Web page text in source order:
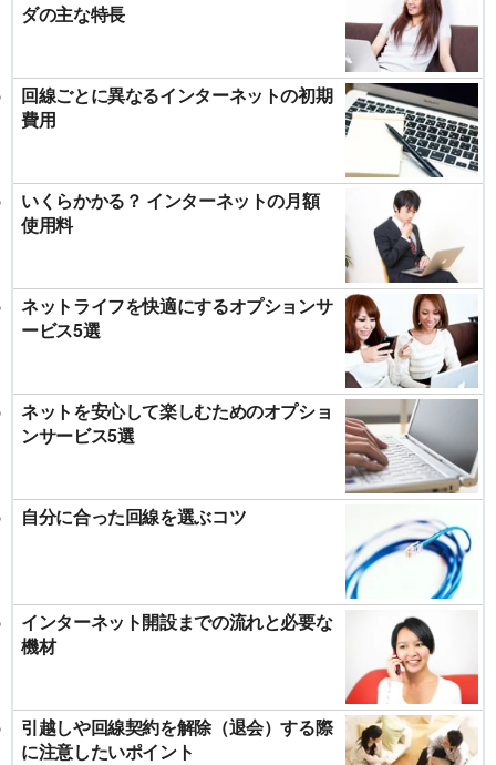
ダの主な特長
回線ごとに異なるインターネットの初期
費用
いくらかかる？ インターネットの月額
使用料
ネットライフを快適にするオプションサ
ービス5選
ネットを安心して楽しむためのオプショ
ンサービス5選
自分に合った回線を選ぶコツ
インターネット開設までの流れと必要な
機材
引越しや回線契約を解除（退会）する際
に注意したいポイント